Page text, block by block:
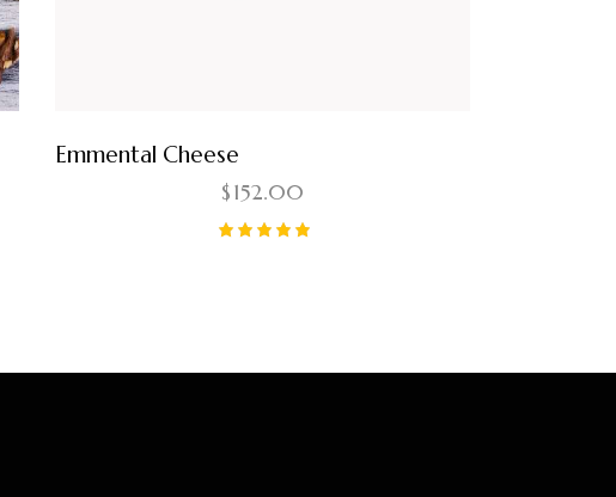
Emmental Cheese
$152.00